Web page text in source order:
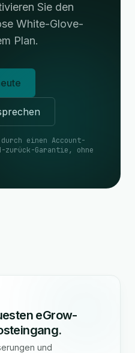
Sie den
White-Glove-
Plan.
einen Account-
zurück-Garantie, ohne
eGrow-
und